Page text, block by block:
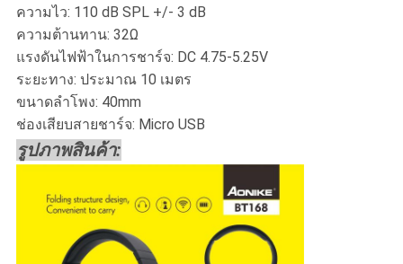
ความไว: 110 dB SPL +/- 3 dB
ความต้านทาน: 32Ω
แรงดันไฟฟ้าในการชาร์จ: DC 4.75-5.25V
ระยะทาง: ประมาณ 10 เมตร
ขนาดลำโพง: 40mm
ช่องเสียบสายชาร์จ: Micro USB
รูปภาพสินค้า: